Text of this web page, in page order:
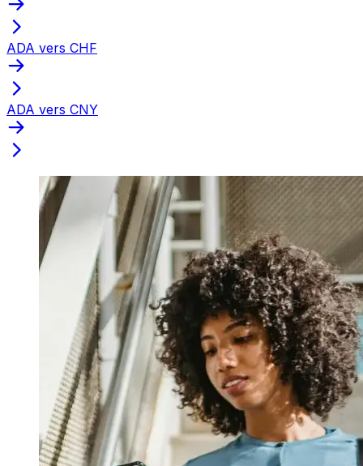
ADA vers CHF
ADA vers CNY